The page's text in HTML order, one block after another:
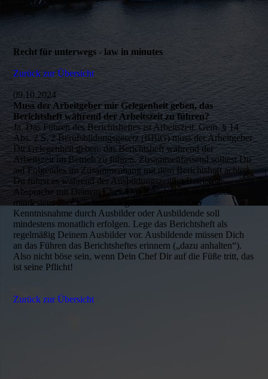
Recht für unterwegs - law in minutes
Zurück zur Übersicht
09.10.2024
Muss der Arbeitgeber mir Gelegenheit geben, das
Berichtsheft während der Arbeitszeit zu führen?
Ja. Das Führen des Berichtsheftes ist Arbeitszeit. Gem. § 14
Abs. 2 S. 2 Berufsbildungsgesetz (BBiG) muss der Arbeitgeber
Dir Gelegenheit geben, das Berichtsheft während der
Arbeitszeit im Betrieb zu führen. Zusammenfassend solltest Du
auf Folgendes im Zusammenhang mit dem Berichtsheft achten.
Du führst es während der Ausbildungszeit im Betrieb in
Absprache mit Deinem Chef. Das Berichtsheft soll täglich,
mindestens aber wöchentlich geführt werden. Die
Kenntnisnahme durch Ausbilder oder Ausbildende soll
mindestens monatlich erfolgen. Lege das Berichtsheft als
regelmäßig Deinem Ausbilder vor. Ausbildende müssen Dich
an das Führen das Berichtsheftes erinnern („dazu anhalten“).
Also nicht böse sein, wenn Dein Chef Dir auf die Füße tritt, das
ist seine Pflicht!
Zurück zur Übersicht